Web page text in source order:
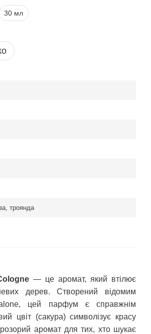
30 мл
троянда
— це аромат, який втілює
дерев. Створений відомим
, цей парфум є справжнім
цвіт (сакура) символізує красу
аромат для тих, хто шукає